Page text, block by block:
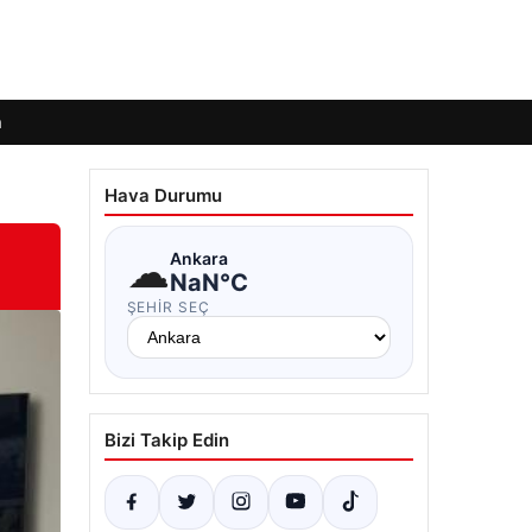
Hava Durumu
☁Ankara
NaN°C
ŞEHIR SEÇ
Bizi Takip Edin